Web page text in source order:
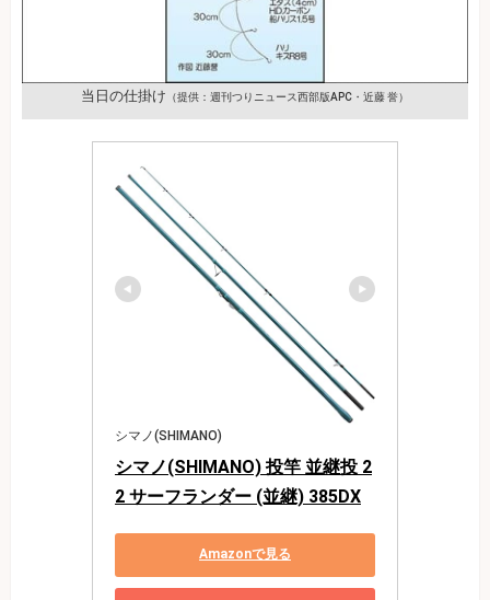
当日の仕掛け （提供：週刊つりニュース西部版APC・近藤 誉）
シマノ(SHIMANO)
シマノ(SHIMANO) 投竿 並継投 2
2 サーフランダー (並継) 385DX
Amazonで見る